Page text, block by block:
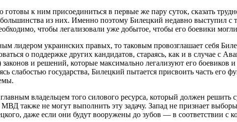
к ним присоединиться в первые же пару суток, сказать
из них. Именно поэтому Билецкий недавно выступил с
чтобы легализовали уже добытое, чтобы его боевики
лидером украинских правых, то таковым провозглашает себя
о поддержке других кандидатов, стараясь, как и в случае с
и решений, которые максимально легализуют его боевиков и
слабостью государства, Билецкий пытается присвоить часть
владельцем того силового ресурса, который должен решить
также не могут выполнить эту задачу. Запад не признает
даже если они будут вооружены до зубов — в соответствии